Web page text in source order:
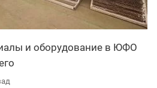
и оборудование в ЮФО